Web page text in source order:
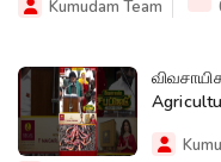
Kumudam Team